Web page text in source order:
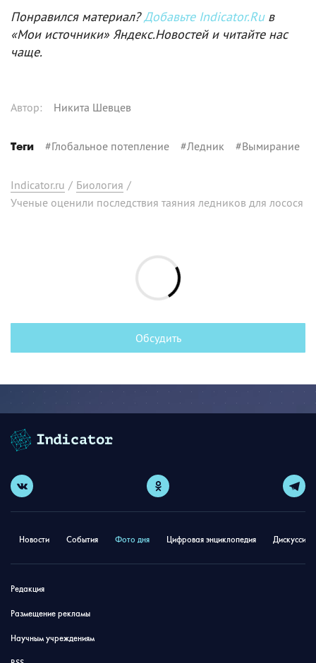
Понравился материал?Добавьте Indicator.Ruв
«Мои источники» Яндекс.Новостей и читайте нас
чаще.
Автор: Никита Шевцев
Теги #Глобальное потепление #Ледник #Вымирание
Indicator.ru / Биология /
Ученые оценили последствия таяния ледников для лосося
Обсудить
Новости События Фото дня Цифровая энциклопедия
Редакция
Размещение рекламы
Научным учреждениям